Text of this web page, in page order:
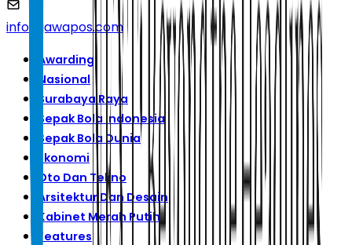
info@jawapos.com
Awarding
Nasional
Surabaya Raya
Sepak Bola Indonesia
Sepak Bola Dunia
Ekonomi
Oto Dan Tekno
Arsitektur Dan Desain
Kabinet Merah Putih
Features